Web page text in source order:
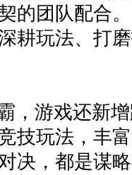
的团队配合
耕玩法、打
，游戏还新
技玩法，丰
决，都是谋